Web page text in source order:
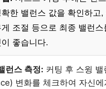
한 밸런스 값을 확인하고,
조절 등으로 최종 밸런스
좋습니다.
런스 측정: 커팅 후 스윙
변화를 체크하여 자신에